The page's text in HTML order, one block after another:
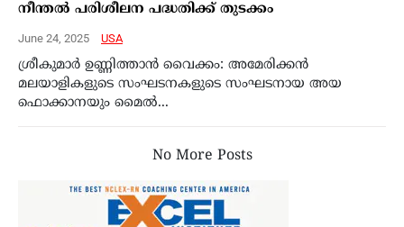
നീന്തല്‍ പരിശീലന പദ്ധതിക്ക് തുടക്കം
June 24, 2025 USA
ശ്രീകുമാര്‍ ഉണ്ണിത്താന്‍ വൈക്കം: അമേരിക്കന്‍
മലയാളികളുടെ സംഘടനകളുടെ സംഘടനായ അയ
ഫൊക്കാനയും മൈല്‍...
No More Posts